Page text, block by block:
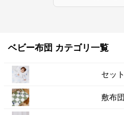
ベビー布団 カテゴリ一覧
セット
敷布団